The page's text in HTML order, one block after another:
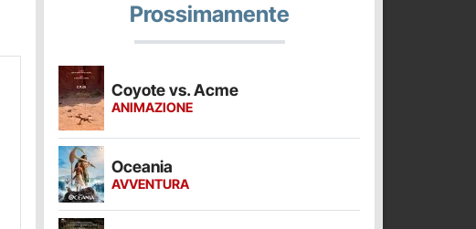
Prossimamente
Coyote vs. Acme
ANIMAZIONE
Oceania
AVVENTURA